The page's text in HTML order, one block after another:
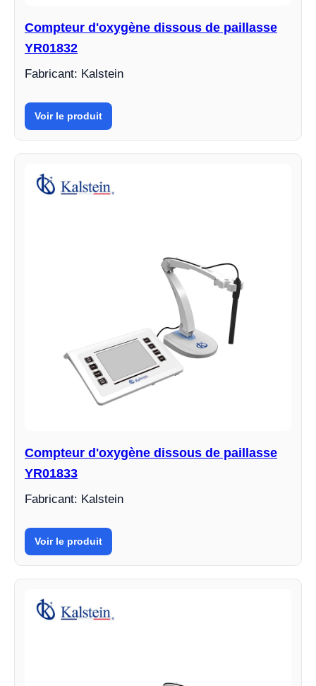
Compteur d'oxygène dissous de paillasse
YR01832
Fabricant: Kalstein
Voir le produit
Compteur d'oxygène dissous de paillasse
YR01833
Fabricant: Kalstein
Voir le produit